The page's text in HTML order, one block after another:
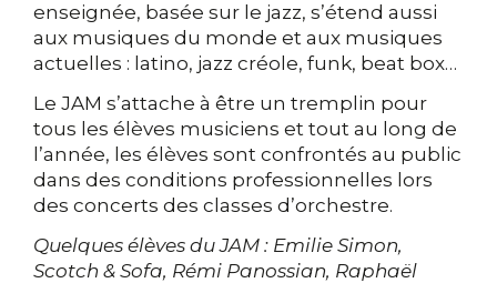
enseignée, basée sur le jazz, s’étend aussi
aux musiques du monde et aux musiques
actuelles : latino, jazz créole, funk, beat box…
Le JAM s’attache à être un tremplin pour
tous les élèves musiciens et tout au long de
l’année, les élèves sont confrontés au public
dans des conditions professionnelles lors
des concerts des classes d’orchestre.
Quelques élèves du JAM : Emilie Simon,
Scotch & Sofa, Rémi Panossian, Raphaël